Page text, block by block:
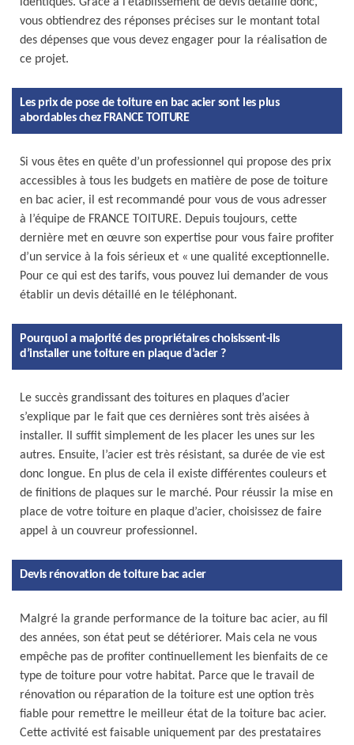
vous obtiendrez des réponses précises sur le montant total
des dépenses que vous devez engager pour la réalisation de
ce projet.
Les prix de pose de toiture en bac acier sont les plus
abordables chez FRANCE TOITURE
Si vous êtes en quête d’un professionnel qui propose des prix
accessibles à tous les budgets en matière de pose de toiture
en bac acier, il est recommandé pour vous de vous adresser
à l’équipe de FRANCE TOITURE. Depuis toujours, cette
dernière met en œuvre son expertise pour vous faire profiter
d’un service à la fois sérieux et « une qualité exceptionnelle.
Pour ce qui est des tarifs, vous pouvez lui demander de vous
établir un devis détaillé en le téléphonant.
Pourquoi a majorité des propriétaires choisissent-ils
d’installer une toiture en plaque d’acier ?
Le succès grandissant des toitures en plaques d’acier
s’explique par le fait que ces dernières sont très aisées à
installer. Il suffit simplement de les placer les unes sur les
autres. Ensuite, l’acier est très résistant, sa durée de vie est
donc longue. En plus de cela il existe différentes couleurs et
de finitions de plaques sur le marché. Pour réussir la mise en
place de votre toiture en plaque d’acier, choisissez de faire
appel à un couvreur professionnel.
Devis rénovation de toiture bac acier
Malgré la grande performance de la toiture bac acier, au fil
des années, son état peut se détériorer. Mais cela ne vous
empêche pas de profiter continuellement les bienfaits de ce
type de toiture pour votre habitat. Parce que le travail de
rénovation ou réparation de la toiture est une option très
fiable pour remettre le meilleur état de la toiture bac acier.
Cette activité est faisable uniquement par des prestataires